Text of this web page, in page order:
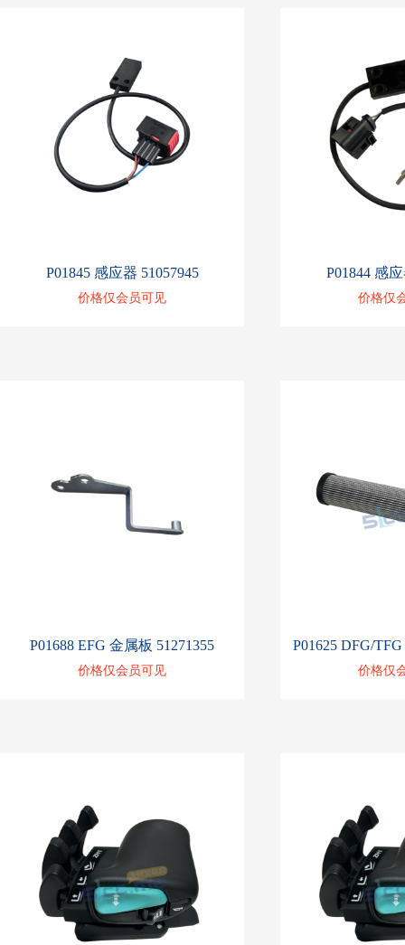
P01845 感应器 51057945
价格仅会员可见
P01844 感
价格仅
P01688 EFG 金属板 51271355
价格仅会员可见 价格仅